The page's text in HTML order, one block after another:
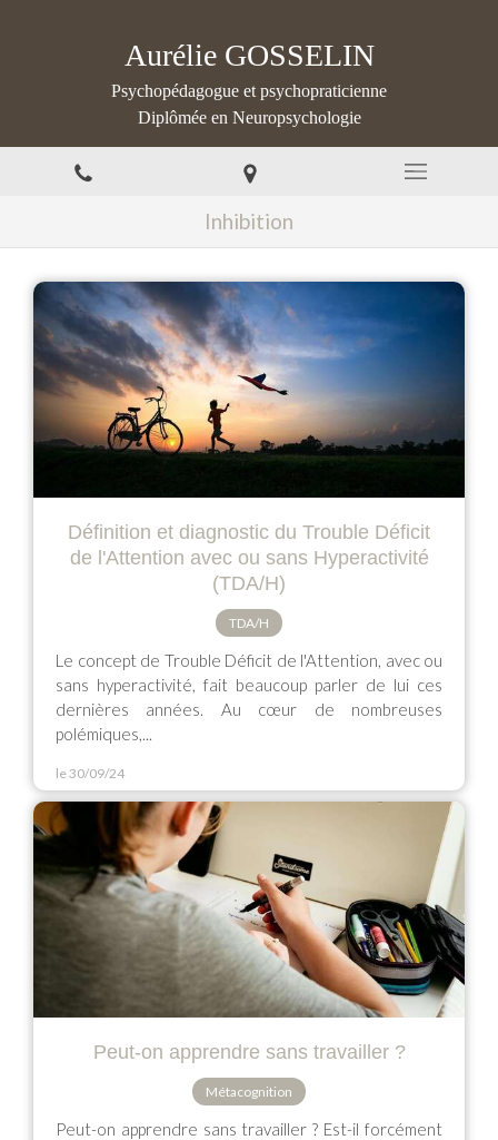
Aurélie GOSSELIN
Psychopédagogue et psychopraticienne
Diplômée en Neuropsychologie
Inhibition
Définition et diagnostic du Trouble Déficit
de l'Attention avec ou sans Hyperactivité
(TDA/H)
TDA/H
Le concept de Trouble Déficit de l'Attention, avec ou
sans hyperactivité, fait beaucoup parler de lui ces
dernières années. Au cœur de nombreuses
polémiques,...
le 30/09/24
Peut-on apprendre sans travailler ?
Métacognition
Peut-on apprendre sans travailler ? Est-il forcément